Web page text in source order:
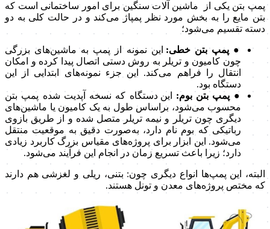
پمپ بتن یکی از ماشین آلات سنگین برای امور ساختمانی است که
بتن مایع را به بخش مورد نظر پمپاژ می‌کند و در حالت کلی به دو
دسته تقسیم می‌شود؛
● پمپ بتن خطی: این نمونه از پمپ به ماشین‌های بزرگی
چون کامیون و تریلر به روش دستی اتصال پیدا کرده و امکان
انتقال را فراهم می‌کند. این جزء نمونه‌های ابتدایی از این
دستگاه بود.
● پمپ بتن بوم:
این دستگاه که نسخه آپدیت شده پمپ بتن
محسوب می‌شود، براساس طول به یک کامیون یا ماشین‌های
دیگری چون تریلر و نیمه تریلر متصل شده و از طریق بازوی
رباتیکی که بوم نام دارد، به‌صورت دقیق به موقعیت منتقل
می‌شود. این ابزار برای پروژه‌های مقیاس بزرگ کاربرد زیادی
دارد؛ زیرا باعث تسریع زمان در انجام این فرآیند می‌شود.
البته، این پمپ‌ها انواع دیگری چون: بتنی، ریلی و لغزشی هم دارند
که مختص پروژه‌های معدن و تونل هستند.